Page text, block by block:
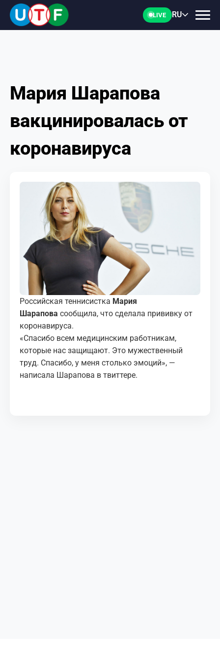
LIVE RU
ГЛАВНАЯ
ФТУ
НОВОСТИ
ПЕРСОНАЛИИ
МЕДИА
КОРТЫ
КОНТАКТЫ
UZ-PIN
Мария Шарапова
вакцинировалась от
коронавируса
Российская теннисистка Мария
Шарапова сообщила, что сделала прививку от
коронавируса.
«Спасибо всем медицинским работникам,
которые нас защищают. Это мужественный
труд. Спасибо, у меня столько эмоций», —
написала Шарапова в твиттере.